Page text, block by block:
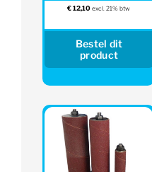
€12,10 excl. 21% btw
Bestel dit
product